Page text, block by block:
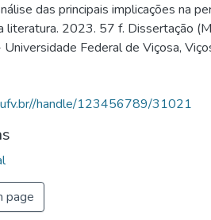
das principais implicações na
literatura. 2023. 57 f. Dissertação
Federal de Viçosa,
handle/123456789/31021
page